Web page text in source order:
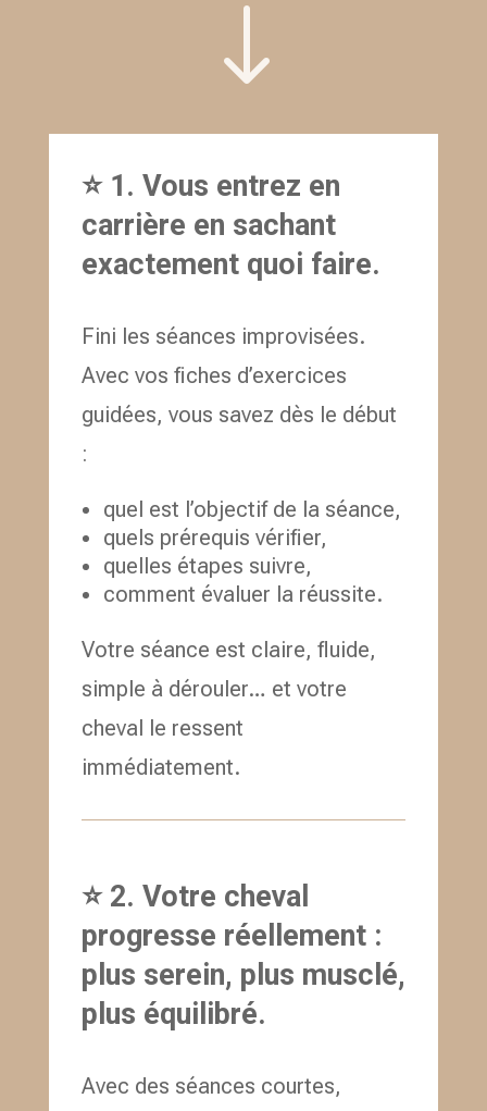
"
⭐ 1. Vous entrez en
carrière en sachant
exactement quoi faire.
Fini les séances improvisées.
Avec vos fiches d’exercices
guidées, vous savez dès le début
:
quel est l’objectif de la séance,
quels prérequis vérifier,
quelles étapes suivre,
comment évaluer la réussite.
Votre séance est claire, fluide,
simple à dérouler… et votre
cheval le ressent
immédiatement.
⭐ 2. Votre cheval
progresse réellement :
plus serein, plus musclé,
plus équilibré.
Avec des séances courtes,